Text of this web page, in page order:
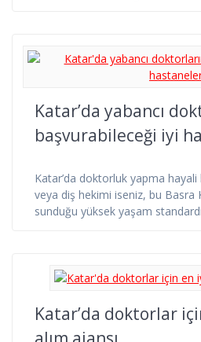
Katar’da yabancı
başvurabileceği iyi
Katar’da doktorluk yapma
veya diş hekimi iseniz, bu Basra
sunduğu yüksek yaşam
Katar’da doktorlar